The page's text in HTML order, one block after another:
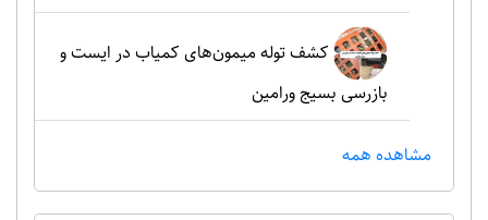
کشف توله میمون‌های کمیاب در ایست و
بازرسی بسیج ورامین
مشاهده همه